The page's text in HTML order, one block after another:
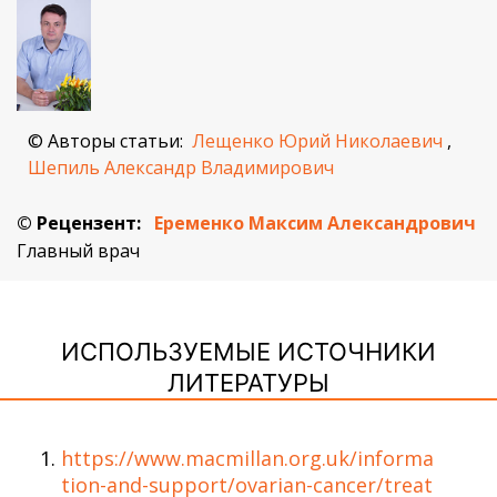
© Авторы статьи: Лещенко Юрий Николаевич ,
Шепиль Александр Владимирович
© Рецензент: Еременко Максим Александрович
Главный врач
ИСПОЛЬЗУЕМЫЕ ИСТОЧНИКИ
ЛИТЕРАТУРЫ
https://www.macmillan.org.uk/informa
tion-and-support/ovarian-cancer/treat